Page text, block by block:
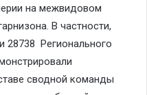
на межвидовом
В частности,
28738 Регионального
сводной команды